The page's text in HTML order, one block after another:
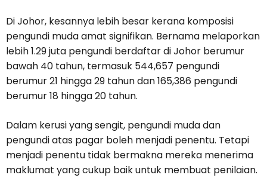
Di Johor, kesannya lebih besar kerana komposisi
pengundi muda amat signifikan. Bernama melaporkan
lebih 1.29 juta pengundi berdaftar di Johor berumur
bawah 40 tahun, termasuk 544,657 pengundi
berumur 21 hingga 29 tahun dan 165,386 pengundi
berumur 18 hingga 20 tahun.
Dalam kerusi yang sengit, pengundi muda dan
pengundi atas pagar boleh menjadi penentu. Tetapi
menjadi penentu tidak bermakna mereka menerima
maklumat yang cukup baik untuk membuat penilaian.